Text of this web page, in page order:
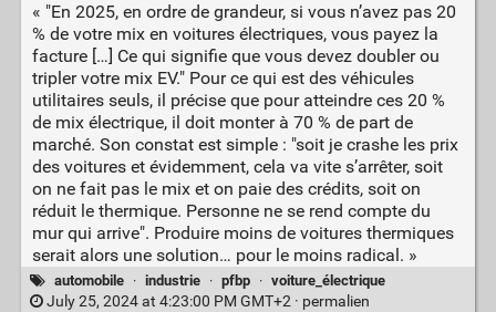
« "En 2025, en ordre de grandeur, si vous n’avez pas 20
% de votre mix en voitures électriques, vous payez la
facture […] Ce qui signifie que vous devez doubler ou
tripler votre mix EV." Pour ce qui est des véhicules
utilitaires seuls, il précise que pour atteindre ces 20 %
de mix électrique, il doit monter à 70 % de part de
marché. Son constat est simple : "soit je crashe les prix
des voitures et évidemment, cela va vite s’arrêter, soit
on ne fait pas le mix et on paie des crédits, soit on
réduit le thermique. Personne ne se rend compte du
mur qui arrive". Produire moins de voitures thermiques
serait alors une solution… pour le moins radical. »
automobile · industrie · pfbp · voiture_électrique
July 25, 2024 at 4:23:00 PM GMT+2 · permalien